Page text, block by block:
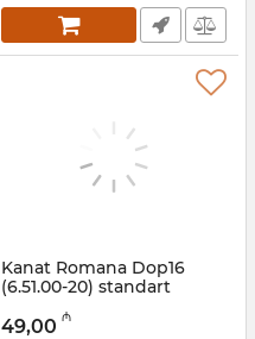
Kanat Romana Dop16
(6.51.00-20) standart
Artikul: 001002066
49,00 ₼